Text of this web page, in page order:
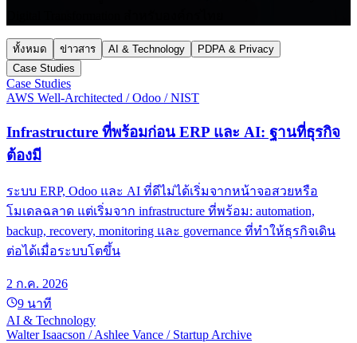
ทั้งหมด ข่าวสาร AI & Technology
PDPA & Privacy
Case Studies
Case Studies
AWS Well-Architected / Odoo / NIST
Infrastructure ที่พร้อมก่อน ERP และ AI: ฐานที่ธุรกิจ
ต้องมี
ระบบ ERP, Odoo และ AI ที่ดีไม่ได้เริ่มจากหน้าจอสวยหรือ
โมเดลฉลาด แต่เริ่มจาก infrastructure ที่พร้อม: automation,
backup, recovery, monitoring และ governance ที่ทำให้ธุรกิจเดิน
ต่อได้เมื่อระบบโตขึ้น
2 ก.ค. 2026
9 นาที
AI & Technology
Walter Isaacson / Ashlee Vance / Startup Archive